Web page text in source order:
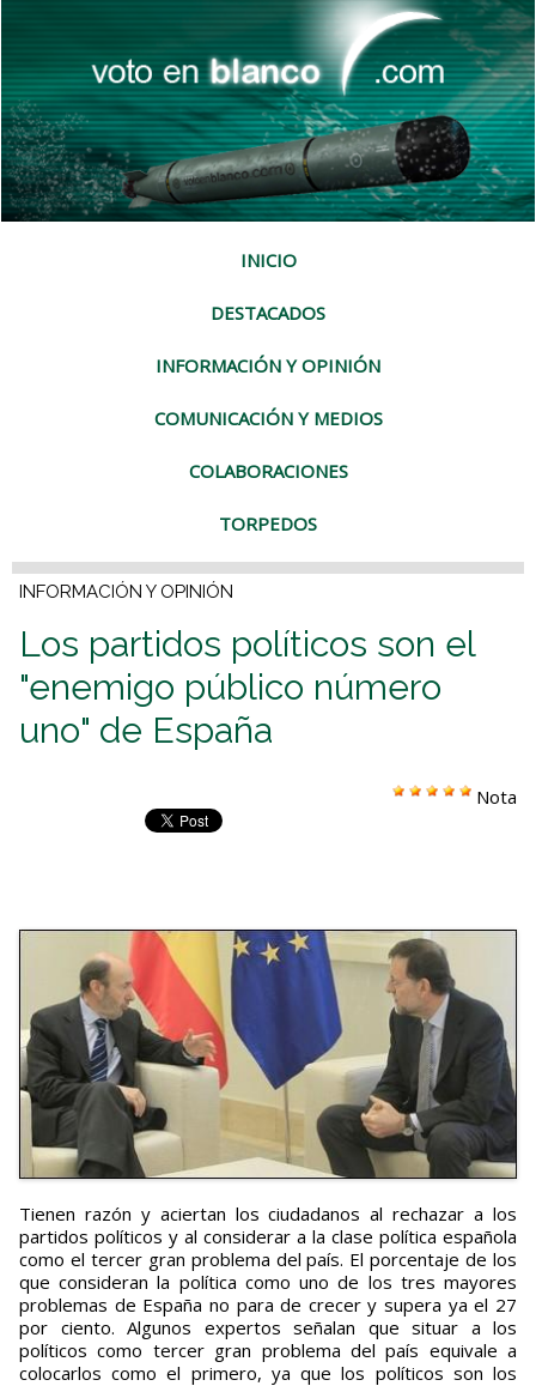
INICIO
DESTACADOS
INFORMACIÓN Y OPINIÓN
COMUNICACIÓN Y MEDIOS
COLABORACIONES
TORPEDOS
INFORMACIÓN Y OPINIÓN
Los partidos políticos son el
"enemigo público número
uno" de España
Nota
Tienen razón y aciertan los ciudadanos al rechazar a los
partidos políticos y al considerar a la clase política española
como el tercer gran problema del país. El porcentaje de los
que consideran la política como uno de los tres mayores
problemas de España no para de crecer y supera ya el 27
por ciento. Algunos expertos señalan que situar a los
políticos como tercer gran problema del país equivale a
colocarlos como el primero, ya que los políticos son los